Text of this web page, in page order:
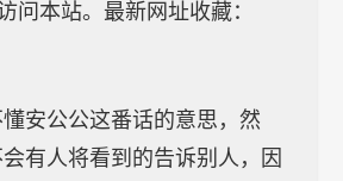
本站。最新网址收藏：
安公公这番话的意思，然
有人将看到的告诉别人，因